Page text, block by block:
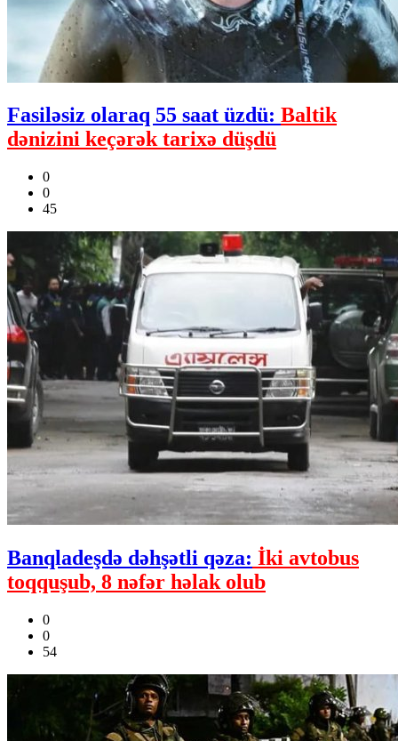
Fasiləsiz olaraq 55 saat üzdü: Baltik
dənizini keçərək tarixə düşdü
0
0
45
Banqladeşdə dəhşətli qəza: İki avtobus
toqquşub, 8 nəfər həlak olub
0
0
54